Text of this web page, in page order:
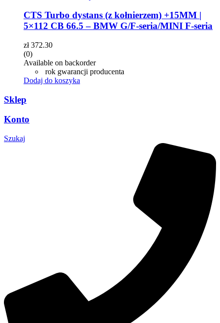
CTS Turbo dystans (z kołnierzem) +15MM |
5×112 CB 66.5 – BMW G/F-seria/MINI F-seria
zł372.30
(0)
Available on backorder
rok gwarancji producenta
Dodaj do koszyka
Sklep
Konto
Szukaj